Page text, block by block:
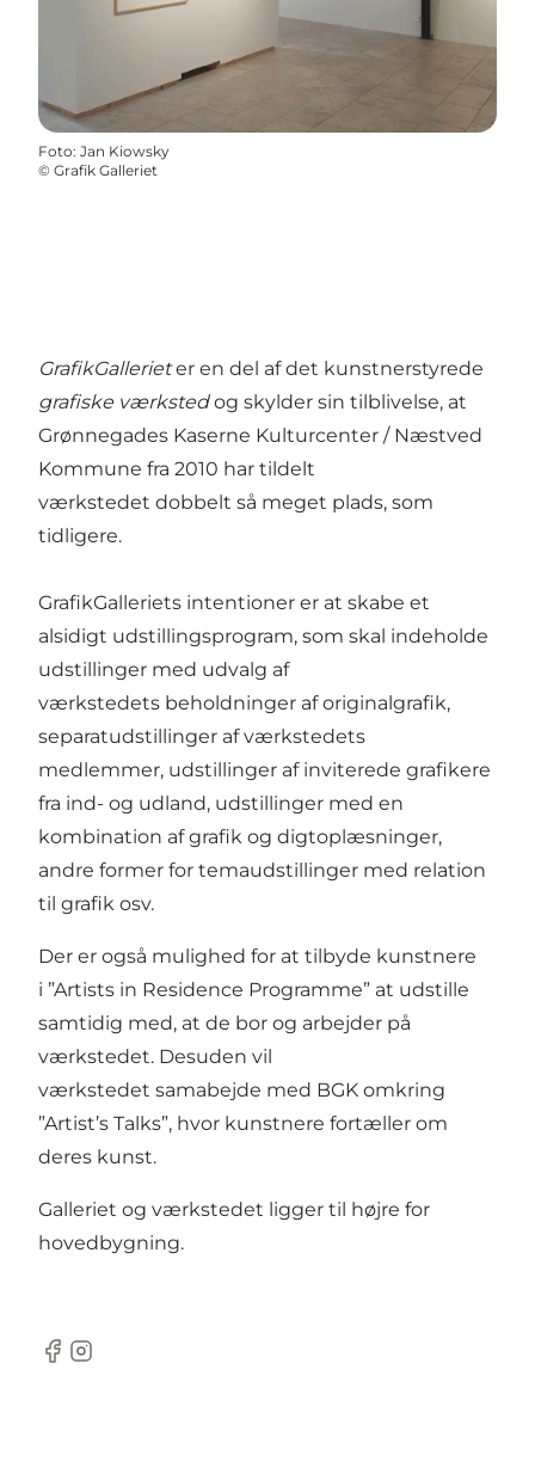
Foto: Jan Kiowsky
© Grafik Galleriet
GrafikGallerieter en del af det kunstnerstyrede
grafiske værkstedog skylder sin tilblivelse, at
Grønnegades Kaserne Kulturcenter / Næstved
Kommune fra 2010 har tildelt
værkstedet dobbelt så meget plads, som
tidligere.
GrafikGalleriets intentioner er at skabe et
alsidigt udstillingsprogram, som skal indeholde
udstillinger med udvalg af
værkstedets beholdninger af originalgrafik,
separatudstillinger af værkstedets
medlemmer, udstillinger af inviterede grafikere
fra ind- og udland, udstillinger med en
kombination af grafik og digtoplæsninger,
andre former for temaudstillinger med relation
til grafik osv.
Der er også mulighed for at tilbyde kunstnere
i ”Artists in Residence Programme” at udstille
samtidig med, at de bor og arbejder på
værkstedet. Desuden vil
værkstedet samabejde med BGK omkring
”Artist’s Talks”, hvor kunstnere fortæller om
deres kunst.
Galleriet og værkstedet ligger til højre for
hovedbygning.
Facebook
Instagram